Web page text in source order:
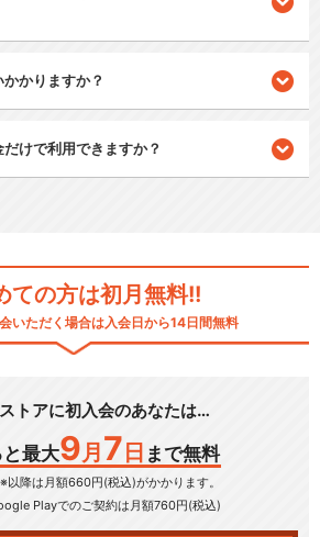
かりますか？
けで利用できますか？
ての方は初月無料!!
いただく場合は入会日から14日間無料
トアに初入会のあなたは…
最大9 月 7 日 まで無料
※以降は月額660円(税込)がかかります。
Playでのご契約は月額760円(税込)